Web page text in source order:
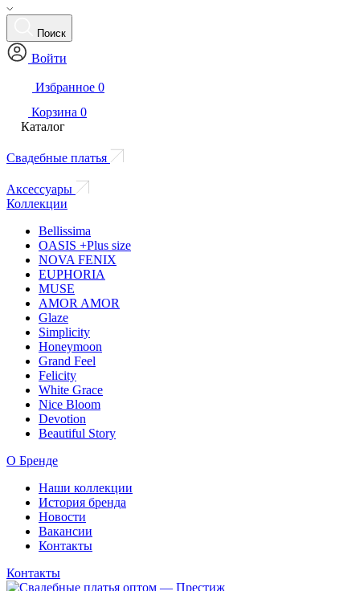
Поиск
Войти
Избранное 0
Корзина 0
Каталог
Свадебные платья
Аксессуары
Коллекции
Bellissima
OASIS +Plus size
NOVA FENIX
EUPHORIA
MUSE
AMOR AMOR
Glaze
Simplicity
Honeymoon
Grand Feel
Felicity
White Grace
Nice Bloom
Devotion
Beautiful Story
О Бренде
Наши коллекции
История бренда
Новости
Вакансии
Контакты
Контакты